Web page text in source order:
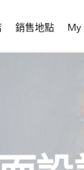
銷售地點 My